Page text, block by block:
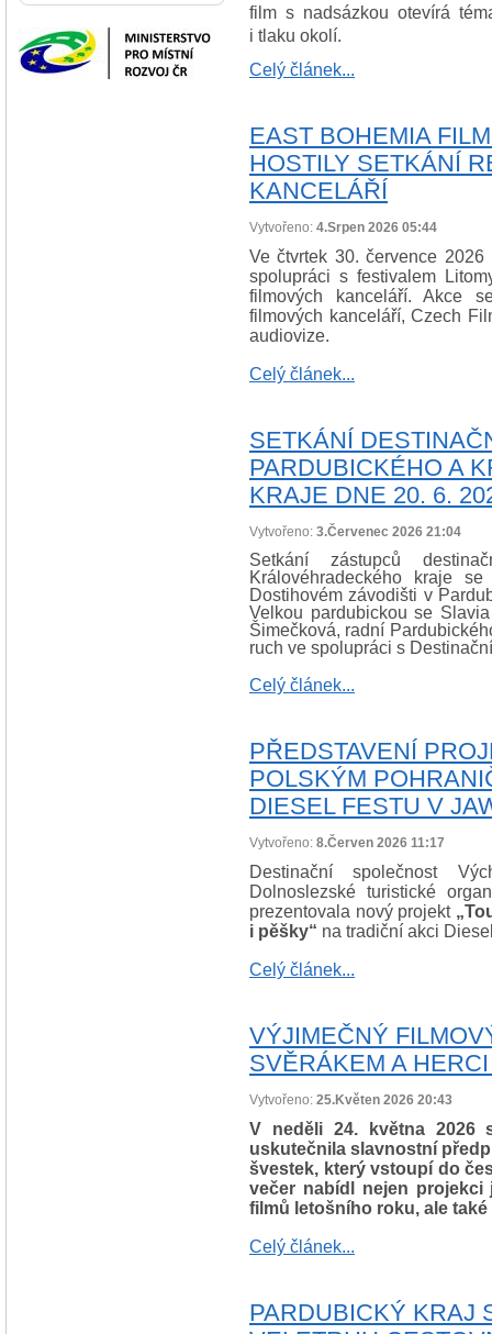
film s nadsázkou otevírá
i tlaku okolí.
Celý článek...
EAST BOHEMIA
HOSTILY SETKÁNÍ
KANCELÁŘÍ
Vytvořeno: 4.Srpen 2026 05:44
Ve čtvrtek 30. července
spolupráci s festivalem
filmových kanceláří. Akce
filmových kanceláří, Czech
audiovize.
Celý článek...
SETKÁNÍ
PARDUBICKÉHO A
KRAJE DNE 20. 6.
Vytvořeno: 3.Červenec 2026 21:04
Setkání zástupců
Královéhradeckého kraje
Dostihovém závodišti v
Velkou pardubickou se
Šimečková, radní
ruch ve spolupráci s
Celý článek...
PŘEDSTAVENÍ
POLSKÝM
DIESEL FESTU V
Vytvořeno: 8.Červen 2026 11:17
Destinační společnost
Dolnoslezské turistické
prezentovala nový projekt
i pěšky“ na tradiční akci
Celý článek...
VÝJIMEČNÝ
SVĚRÁKEM A
Vytvořeno: 25.Květen 2026 20:43
V neděli 24. května 2026
uskutečnila slavnostní
švestek, který vstoupí do
večer nabídl nejen projekci
filmů letošního roku, ale
Celý článek...
PARDUBICKÝ KRAJ